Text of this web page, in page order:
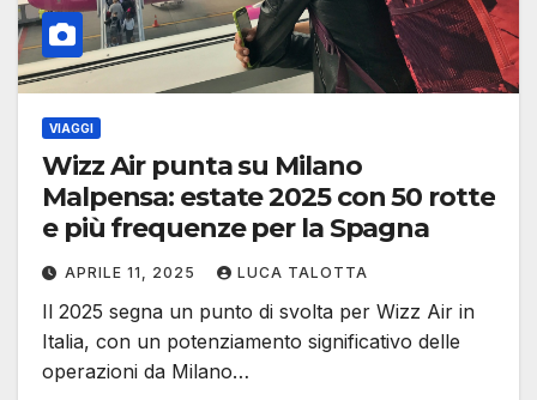
VIAGGI
Wizz Air punta su Milano
Malpensa: estate 2025 con 50 rotte
e più frequenze per la Spagna
APRILE 11, 2025 LUCA TALOTTA
Il 2025 segna un punto di svolta per Wizz Air in
Italia, con un potenziamento significativo delle
operazioni da Milano…